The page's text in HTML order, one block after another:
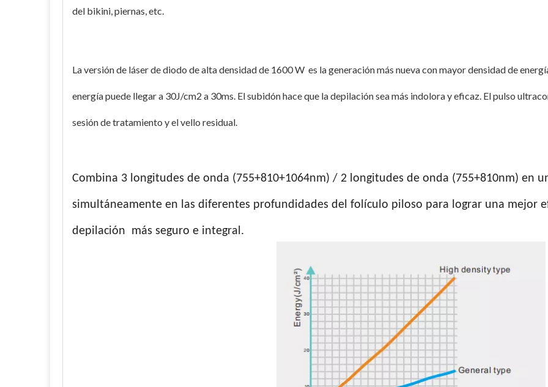
del bikini, piernas, etc.
La versiónde láser de diodo de alta densidad de 1600 W es la generación más nueva con mayor densidad de
energía puede llegar a 30J/cm2 a 30ms. El subidón hace que la depilación sea más indolora y eficaz. El pulso
sesión de tratamiento y el vello residual.
Combina 3 longitudes de onda (755+810+1064nm) / 2 longitudes de onda (755+810nm) en
simultáneamente en las diferentes profundidades del folículo piloso para lograr una mejor
depilación más seguro e integral.